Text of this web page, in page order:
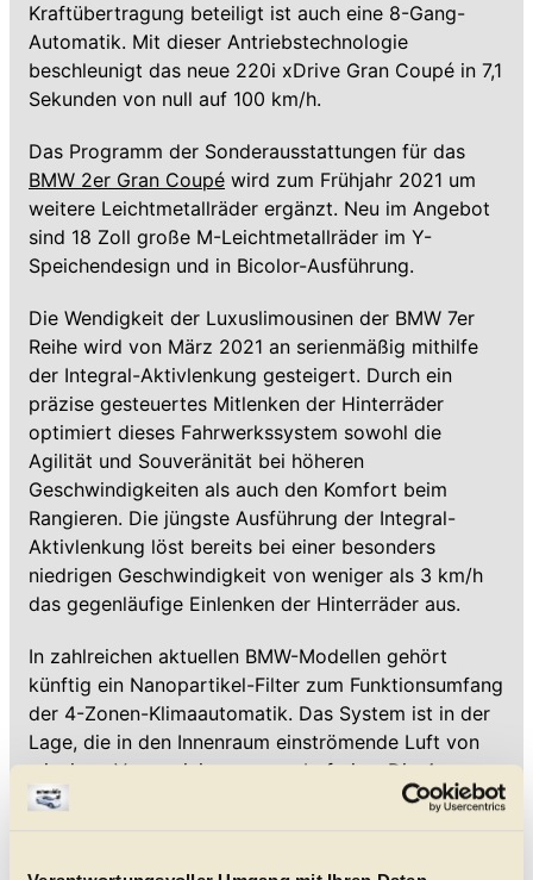
Kraftübertragung beteiligt ist auch eine 8-Gang-
Automatik. Mit dieser Antriebstechnologie
beschleunigt das neue 220i xDrive Gran Coupé in 7,1
Sekunden von null auf 100 km/h.
Das Programm der Sonderausstattungen für das
BMW 2er Gran Coupé wird zum Frühjahr 2021 um
weitere Leichtmetallräder ergänzt. Neu im Angebot
sind 18 Zoll große M-Leichtmetallräder im Y-
Speichendesign und in Bicolor-Ausführung.
Die Wendigkeit der Luxuslimousinen der BMW 7er
Reihe wird von März 2021 an serienmäßig mithilfe
der Integral-Aktivlenkung gesteigert. Durch ein
präzise gesteuertes Mitlenken der Hinterräder
optimiert dieses Fahrwerkssystem sowohl die
Agilität und Souveränität bei höheren
Geschwindigkeiten als auch den Komfort beim
Rangieren. Die jüngste Ausführung der Integral-
Aktivlenkung löst bereits bei einer besonders
niedrigen Geschwindigkeit von weniger als 3 km/h
das gegenläufige Einlenken der Hinterräder aus.
In zahlreichen aktuellen BMW-Modellen gehört
künftig ein Nanopartikel-Filter zum Funktionsumfang
der 4-Zonen-Klimaautomatik. Das System ist in der
Lage, die in den Innenraum einströmende Luft von
winzigen Verunreinigungen zu befreien. Die 4-
Zonen-Klimaautomatik einschließlich Nanopartikel-